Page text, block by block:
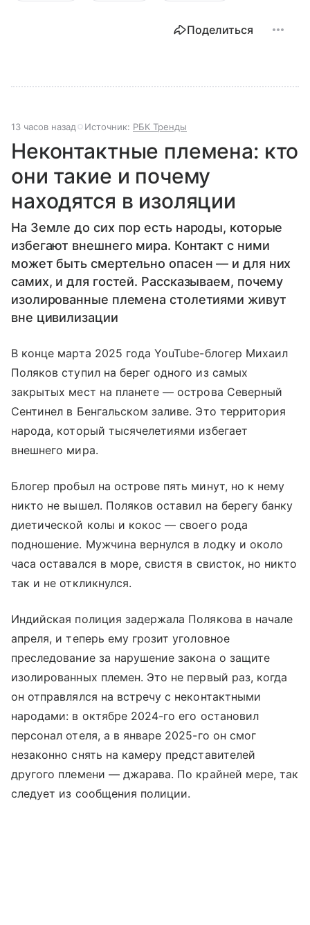
Поделиться
13 часов назад Источник: РБК Тренды
Неконтактные племена: кто
они такие и почему
находятся в изоляции
На Земле до сих пор есть народы, которые
избегают внешнего мира. Контакт с ними
может быть смертельно опасен — и для них
самих, и для гостей. Рассказываем, почему
изолированные племена столетиями живут
вне цивилизации
В конце марта 2025 года YouTube-блогер Михаил
Поляков ступил на берег одного из самых
закрытых мест на планете — острова Северный
Сентинел в Бенгальском заливе. Это территория
народа, который тысячелетиями избегает
внешнего мира.
Блогер пробыл на острове пять минут, но к нему
никто не вышел. Поляков оставил на берегу банку
диетической колы и кокос — своего рода
подношение. Мужчина вернулся в лодку и около
часа оставался в море, свистя в свисток, но никто
так и не откликнулся.
Индийская полиция задержала Полякова в начале
апреля, и теперь ему грозит уголовное
преследование за нарушение закона о защите
изолированных племен. Это не первый раз, когда
он отправлялся на встречу с неконтактными
народами: в октябре 2024-го его остановил
персонал отеля, а в январе 2025-го он смог
незаконно снять на камеру представителей
другого племени — джарава. По крайней мере, так
следует из сообщения полиции.